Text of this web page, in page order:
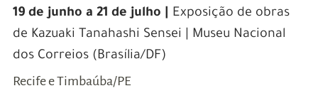
South Africa has emerged as a leading gateway
to international online betting, offering a wide
range of opportunities for avid gamblers. With
a growing number of reputable online betting
19 de junho a 21 de julho |
Exposição de obras
de Kazuaki Tanahashi Sensei | Museu Nacional
dos Correios (Brasília/DF)
Recife e Timbaúba/PE